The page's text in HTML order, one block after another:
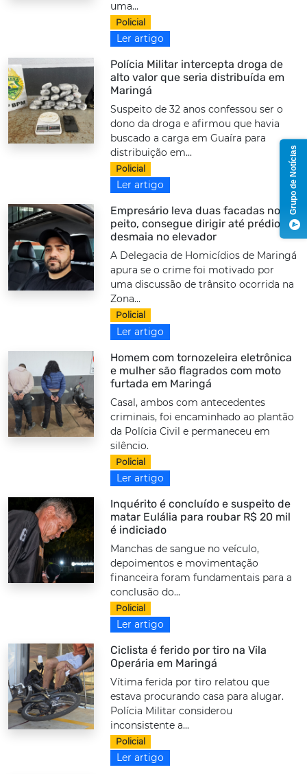
uma...
Policial
Ler artigo
Polícia Militar intercepta droga de
alto valor que seria distribuída em
Maringá
Suspeito de 32 anos confessou ser o
dono da droga e afirmou que havia
buscado a carga em Guaíra para
distribuição em...
Policial
Ler artigo
Empresário leva duas facadas no
peito, consegue dirigir até prédio e
desmaia no elevador
A Delegacia de Homicídios de Maringá
apura se o crime foi motivado por
uma discussão de trânsito ocorrida na
Zona...
Policial
Ler artigo
Homem com tornozeleira eletrônica
e mulher são flagrados com moto
furtada em Maringá
Casal, ambos com antecedentes
criminais, foi encaminhado ao plantão
da Polícia Civil e permaneceu em
silêncio.
Policial
Ler artigo
Inquérito é concluído e suspeito de
matar Eulália para roubar R$ 20 mil
é indiciado
Manchas de sangue no veículo,
depoimentos e movimentação
financeira foram fundamentais para a
conclusão do...
Policial
Ler artigo
Ciclista é ferido por tiro na Vila
Operária em Maringá
Vítima ferida por tiro relatou que
estava procurando casa para alugar.
Polícia Militar considerou
inconsistente a...
Policial
Ler artigo
Grupo de Notícias